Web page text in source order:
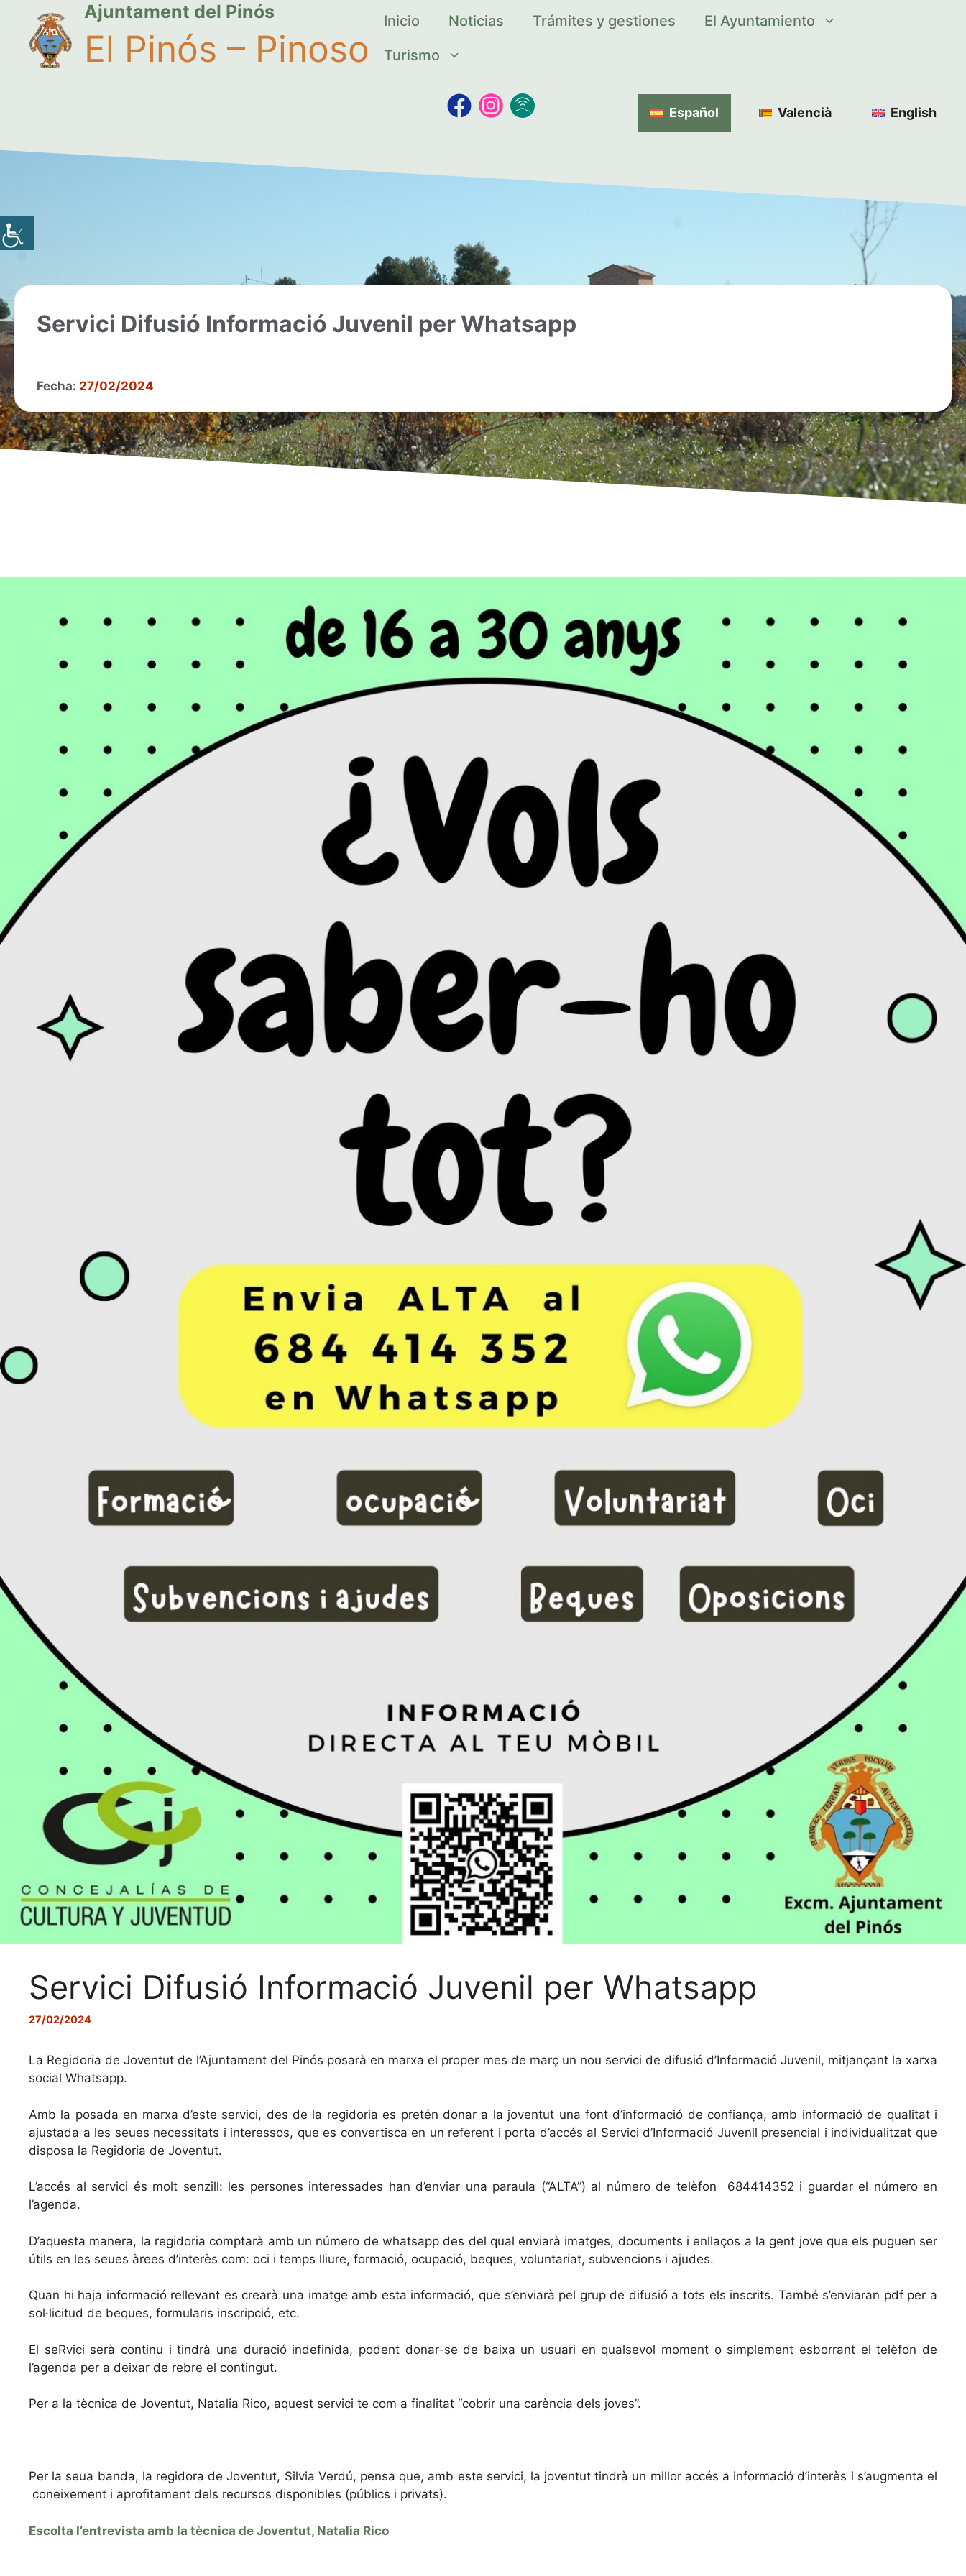
Ajuntament del Pinós
El Pinós – Pinoso
Inicio Noticias Trámites y gestiones
El Ayuntamiento
Turismo
Español Valencià English
Servici Difusió Informació Juvenil per Whatsapp
Fecha: 27/02/2024
Servici Difusió Informació Juvenil per Whatsapp
27/02/2024
La Regidoria de Joventut de l’Ajuntament del Pinós posarà en marxa el proper mes de març un nou servici de difusió d’Informació Juvenil, mitjançant la xarxa
social Whatsapp.
Amb la posada en marxa d’este servici, des de la regidoria es pretén donar a la joventut una font d’informació de confiança, amb informació de qualitat i
ajustada a les seues necessitats i interessos, que es convertisca en un referent i porta d’accés al Servici d’Informació Juvenil presencial i individualitzat que
disposa la Regidoria de Joventut.
L’accés al servici és molt senzill: les persones interessades han d’enviar una paraula (“ALTA”) al número de telèfon 684414352 i guardar el número en
l’agenda.
D’aquesta manera, la regidoria comptarà amb un número de whatsapp des del qual enviarà imatges, documents i enllaços a la gent jove que els puguen ser
útils en les seues àrees d’interès com: oci i temps lliure, formació, ocupació, beques, voluntariat, subvencions i ajudes.
Quan hi haja informació rellevant es crearà una imatge amb esta informació, que s’enviarà pel grup de difusió a tots els inscrits. També s’enviaran pdf per a
sol·licitud de beques, formularis inscripció, etc.
El seRvici serà continu i tindrà una duració indefinida, podent donar-se de baixa un usuari en qualsevol moment o simplement esborrant el telèfon de
l’agenda per a deixar de rebre el contingut.
Per a la tècnica de Joventut, Natalia Rico, aquest servici te com a finalitat “cobrir una carència dels joves”.
Per la seua banda, la regidora de Joventut, Silvia Verdú, pensa que, amb este servici, la joventut tindrà un millor accés a informació d’interès i s’augmenta el
coneixement i aprofitament dels recursos disponibles (públics i privats).
Escolta l’entrevista amb la tècnica de Joventut, Natalia Rico